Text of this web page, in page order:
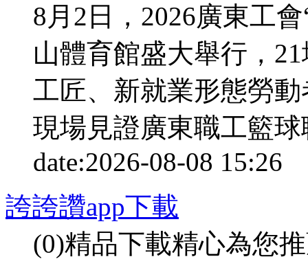
8月2日，2026廣東工
山體育館盛大舉行，
工匠、新就業形態勞
現場見證廣東職工籃
date:2026-08-08 15:26
誇誇讚app下載
(0)精品下載精心為您